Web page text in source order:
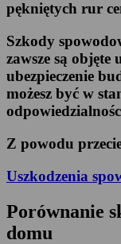
pękniętych rur
Szkody
zawsze są
ubezpieczenie
możesz być w
Z powodu
Uszkodzenia
Porównanie
domu